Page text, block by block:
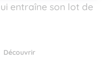
entraîne son lot de
Découvrir